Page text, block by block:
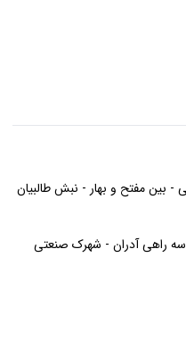
- بین مفتح و بهار - نبش طالبیان
سه راهی آدران - شهرک صنعتی